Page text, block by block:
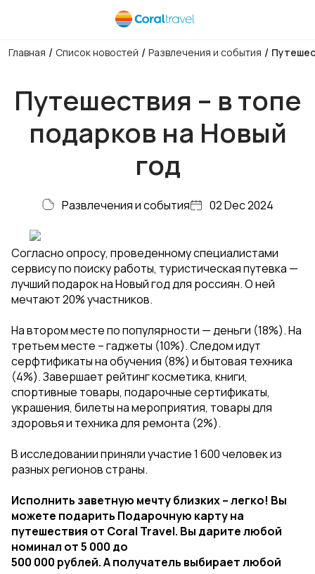
Главная / Список новостей / Развлечения и события /
Путешествия – в топе
подарков на Новый
год
Развлечения и события 02 Dec 2024
Согласно опросу, проведенному специалистами
сервису по поиску работы, туристическая путевка —
лучший подарок на Новый год для россиян. О ней
мечтают 20% участников.
На втором месте по популярности — деньги (18%). На
третьем месте – гаджеты (10%). Следом идут
серфтификаты на обучения (8%) и бытовая техника
(4%). Завершает рейтинг косметика, книги,
спортивные товары, подарочные сертификаты,
украшения, билеты на мероприятия, товары для
здоровья и техника для ремонта (2%).
В исследовании приняли участие 1 600 человек из
разных регионов страны.
Исполнить заветную мечту близких – легко! Вы
можете подарить Подарочную карту на
путешествия от Coral Travel. Вы дарите любой
номинал от 5 000 до
500 000 рублей. А получатель выбирает любой